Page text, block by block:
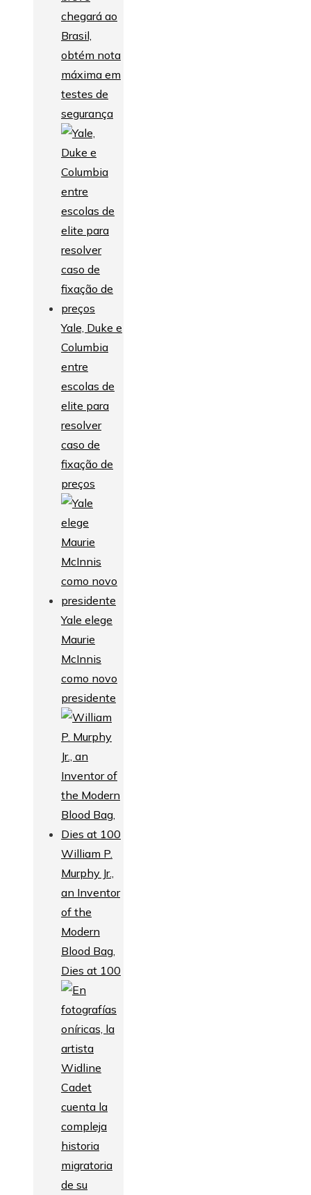
chegará ao
Brasil,
obtém nota
máxima em
testes de
segurança
Yale, Duke e
Columbia
entre
escolas de
elite para
resolver
caso de
fixação de
preços
Yale elege
Maurie
McInnis
como novo
presidente
William P.
Murphy Jr.,
an Inventor
of the
Modern
Blood Bag,
Dies at 100